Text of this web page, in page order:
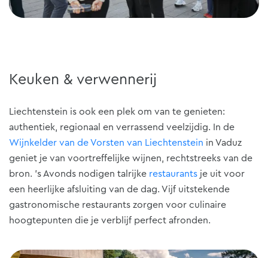
Keuken & verwennerij
Liechtenstein is ook een plek om van te genieten:
authentiek, regionaal en verrassend veelzijdig. In de
Wijnkelder van de Vorsten van Liechtenstein in Vaduz
geniet je van voortreffelijke wijnen, rechtstreeks van de
bron. 's Avonds nodigen talrijke restaurants je uit voor
een heerlijke afsluiting van de dag. Vijf uitstekende
gastronomische restaurants zorgen voor culinaire
hoogtepunten die je verblijf perfect afronden.